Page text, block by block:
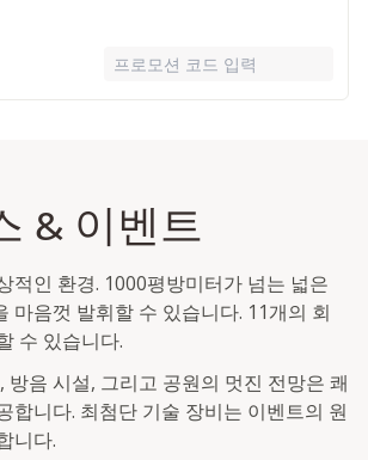
프로모션 코드 입력
& 이벤트
적인 환경. 1000평방미터가 넘는 넓은
마음껏 발휘할 수 있습니다. 11개의 회
수 있습니다.
방음 시설, 그리고 공원의 멋진 전망은 쾌
합니다. 최첨단 기술 장비는 이벤트의 원
니다.